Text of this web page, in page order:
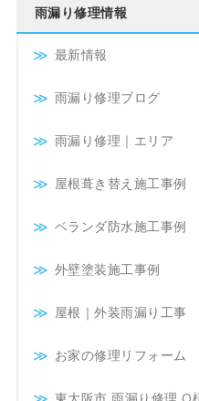
雨漏り修理情報
最新情報
雨漏り修理ブログ
雨漏り修理｜エリア
屋根葺き替え施工事例
ベランダ防水施工事例
外壁塗装施工事例
屋根｜外装雨漏り工事
お家の修理リフォーム
東大阪市 雨漏り修理 O